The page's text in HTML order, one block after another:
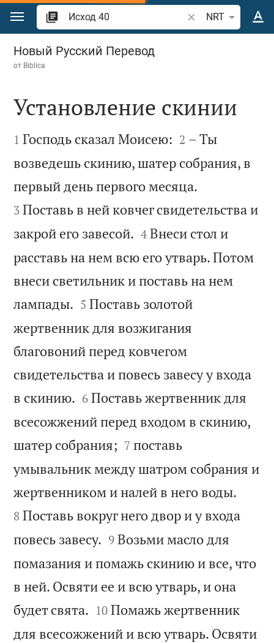
Перейти к содержанию
Поиск по отрывку
NRT
Исход 40
Новый Русский Перевод
от Biblica

Установление скинии

1 Господь сказал Моисею: 

2 – Ты
возведешь скинию, шатер собрания, в
первый день первого месяца.
3 Поставь в ней ковчег свидетельства и
закрой его завесой. 

4 Внеси стол и
расставь на нем всю его утварь. Потом
внеси светильник и поставь на нем
лампады. 

5 Поставь золотой
жертвенник для возжигания
благовоний перед ковчегом
свидетельства и повесь завесу у входа
в скинию. 

6 Поставь жертвенник для
всесожжений перед входом в скинию,
шатер собрания; 

7 поставь
умывальник между шатром собрания и
жертвенником и налей в него воды.
8 Поставь вокруг него двор и у входа
повесь завесу. 

9 Возьми масло для
помазания и помажь скинию и все, что
в ней. Освяти ее и всю утварь, и она
будет свята. 

10 Помажь жертвенник
для всесожжений и всю утварь. Освяти